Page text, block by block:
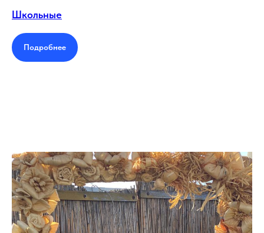
Школьные
Подробнее